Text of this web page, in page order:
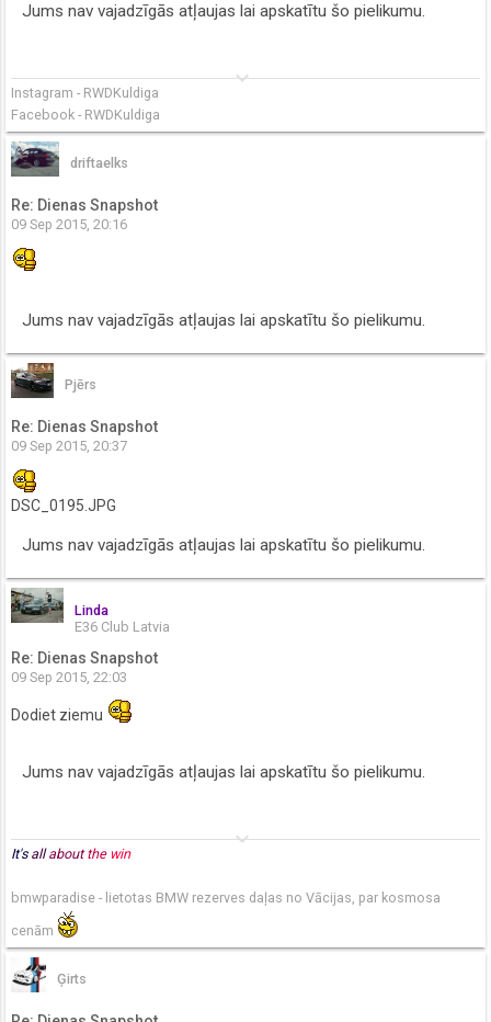
Jums nav vajadzīgās atļaujas lai apskatītu šo pielikumu.
keyboard_arrow_down
Instagram - RWDKuldiga
Facebook - RWDKuldiga
driftaelks
Re: Dienas Snapshot
09 Sep 2015, 20:16
Jums nav vajadzīgās atļaujas lai apskatītu šo pielikumu.
Pjērs
Re: Dienas Snapshot
09 Sep 2015, 20:37
DSC_0195.JPG
Jums nav vajadzīgās atļaujas lai apskatītu šo pielikumu.
Linda
E36 Club Latvia
Re: Dienas Snapshot
09 Sep 2015, 22:03
Dodiet ziemu
Jums nav vajadzīgās atļaujas lai apskatītu šo pielikumu.
keyboard_arrow_down
It's allabout the win
bmwparadise - lietotas BMW rezerves daļas no Vācijas, par kosmosa
cenām
Ģirts